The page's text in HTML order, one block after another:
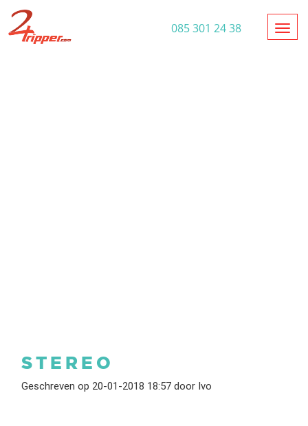
085 301 24 38
STEREO
Geschreven op 20-01-2018 18:57 door Ivo